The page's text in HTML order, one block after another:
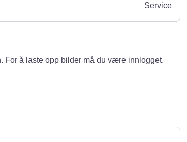
Service
For å laste opp bilder må du være innlogget.